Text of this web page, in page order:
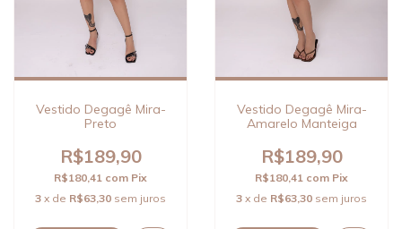
Vestido Degagê Mira-
Preto
R$189,90
R$180,41 com Pix
3 x de R$63,30 sem juros
Vestido Degagê Mira-
Amarelo Manteiga
R$189,90
R$180,41 com Pix
3 x de R$63,30 sem juros